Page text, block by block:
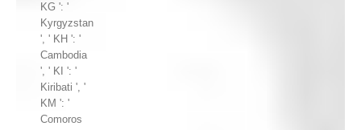
KG ': '
Kyrgyzstan
', ' KH ': '
Cambodia
', ' KI ': '
Kiribati ', '
KM ': '
Comoros